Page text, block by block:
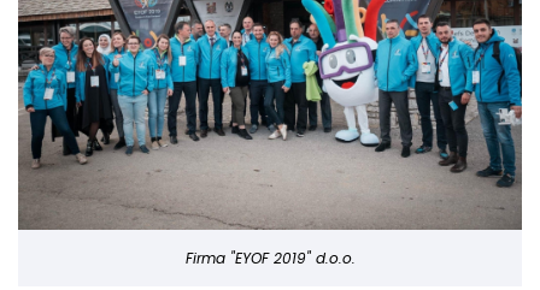
Firma "EYOF 2019" d.o.o.